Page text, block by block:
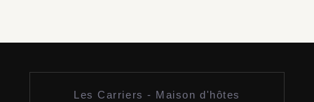
Les Carriers - Maison d'hôtes